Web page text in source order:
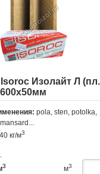
Изолайт Л (пл.
pola, sten, potolka,
40 кг/м3
3 м3